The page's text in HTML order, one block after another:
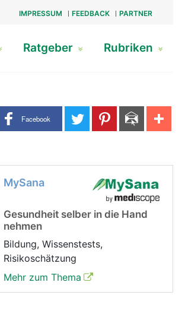
IMPRESSUM FEEDBACK PARTNER
Ratgeber Rubriken
Share buttons
Facebook
MySana
Gesundheit selber in die Hand
nehmen
Bildung, Wissenstests,
Risikoschätzung
Mehr zum Thema